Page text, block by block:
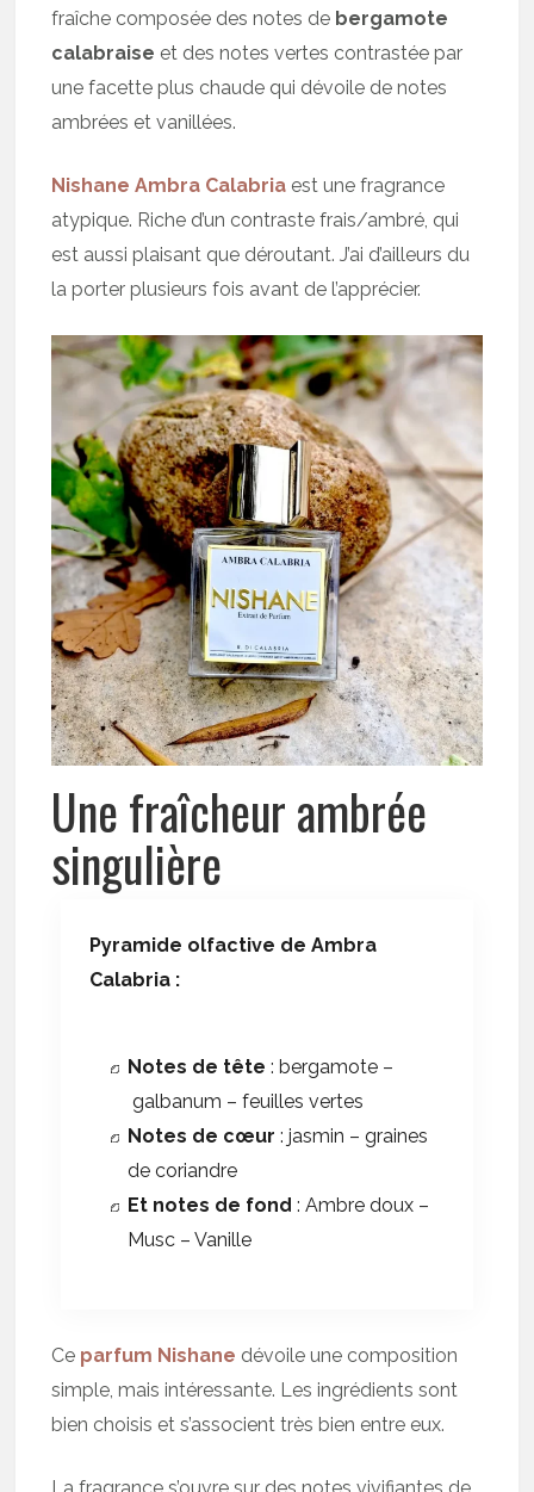
fraîche composée des notes de bergamote
calabraise et des notes vertes contrastée par
une facette plus chaude qui dévoile de notes
ambrées et vanillées.
Nishane Ambra Calabria est une fragrance
atypique. Riche d’un contraste frais/ambré, qui
est aussi plaisant que déroutant. J’ai d’ailleurs du
la porter plusieurs fois avant de l’apprécier.
Une fraîcheur ambrée
singulière
Pyramide olfactive de Ambra
Calabria :
Notes de tête : bergamote –
galbanum – feuilles vertes
Notes de cœur : jasmin – graines
de coriandre
Et notes de fond : Ambre doux –
Musc – Vanille
Ce parfum Nishane dévoile une composition
simple, mais intéressante. Les ingrédients sont
bien choisis et s’associent très bien entre eux.